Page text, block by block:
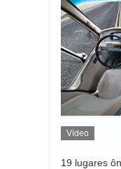
Vídeo
19 lugares